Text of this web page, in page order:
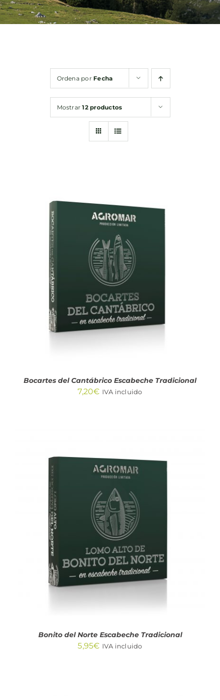
Bebidas
Ordena por Fecha
Mostrar12 productos
AÑADIR AL CARRITO
DETALLES
Bocartes del Cantábrico Escabeche Tradicional
7,20€ IVA incluido
AÑADIR AL CARRITO
DETALLES
Bonito del Norte Escabeche Tradicional
5,95€ IVA incluido